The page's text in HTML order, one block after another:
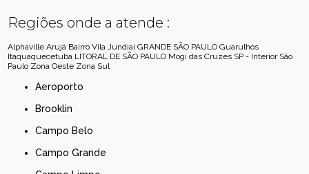
Regiões onde a atende :
Alphaville Arujá Bairro Vila Jundiaí GRANDE SÃO PAULO Guarulhos
Itaquaquecetuba LITORAL DE SÃO PAULO Mogi das Cruzes SP - Interior São
Paulo Zona Oeste Zona Sul
Aeroporto
Brooklin
Campo Belo
Campo Grande